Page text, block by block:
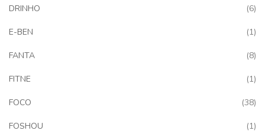
DRINHO 6
E-BEN 1
FANTA 8
FITNE 1
FOCO 38
FOSHOU 1